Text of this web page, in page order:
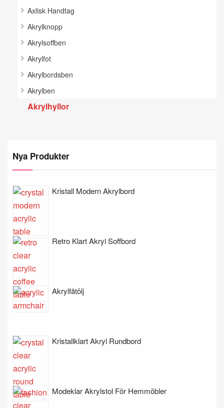
Axlisk Handtag
Akrylknopp
Akrylsoffben
Akrylfot
Akrylbordsben
Akrylben
Akrylhyllor
Nya Produkter
Kristall Modern Akrylbord
Retro Klart Akryl Soffbord
Akrylfåtölj
Kristallklart Akryl Rundbord
Modeklar Akrylstol För Hemmöbler